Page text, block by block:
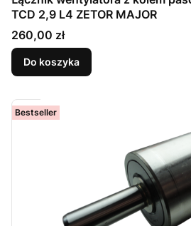
TCD 2,9 L4 ZETOR MAJOR
Cena
260,00 zł
Do koszyka
Bestseller